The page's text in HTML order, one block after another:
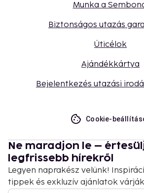
Munka a
Biztonságos utazás
Úticélok
Ajándékkártya
Bejelentkezés utazási
Cookie-
Ne maradjon le –
legfrissebb hírekről
Legyen naprakész velünk!
tippek és exkluzív ajánlatok